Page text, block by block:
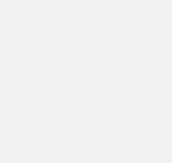
Branche stets auf dem Laufenden
konnten wir auch erfolgreich in
Gase-Verordnung ist ein
nationaler Wirtschaftsverband wie
für die Interessen seiner
jetzt nach dem Inkrafttreten